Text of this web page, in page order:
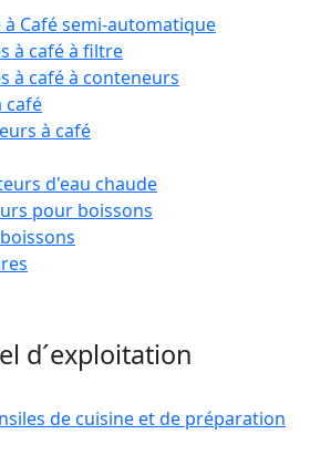
à Café semi-automatique
à café à filtre
à café à conteneurs
café
à café
d'eau chaude
pour boissons
d´exploitation
de cuisine et de préparation